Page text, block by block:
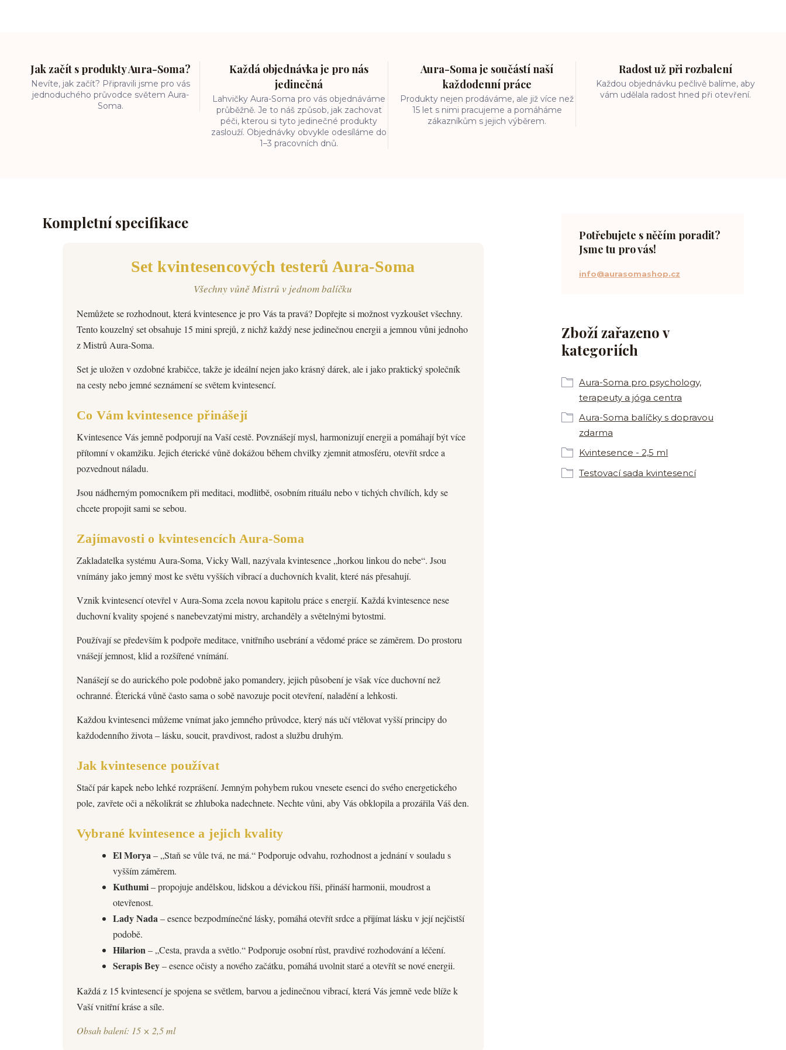
Jak začít s produkty Aura-Soma?
Nevíte, jak začít? Připravili jsme pro vás
jednoduchého průvodce světem Aura-
Soma.
Každá objednávka je pro nás
jedinečná
Lahvičky Aura-Soma pro vás objednáváme
průběžně. Je to náš způsob, jak zachovat
péči, kterou si tyto jedinečné produkty
zaslouží. Objednávky obvykle odesíláme do
1–3 pracovních dnů.
Aura-Soma je součástí naší
každodenní práce
Produkty nejen prodáváme, ale již více než
15 let s nimi pracujeme a pomáháme
zákazníkům s jejich výběrem.
Radost už při rozbalení
Každou objednávku pečlivě balíme, aby
vám udělala radost hned při otevření.
Kompletní specifikace
Set kvintesencových testerů Aura-Soma
Všechny vůně Mistrů v jednom balíčku
Nemůžete se rozhodnout, která kvintesence je pro Vás ta pravá? Dopřejte si možnost vyzkoušet všechny.
Tento kouzelný set obsahuje 15 mini sprejů, z nichž každý nese jedinečnou energii a jemnou vůni jednoho
z Mistrů Aura-Soma.
Set je uložen v ozdobné krabičce, takže je ideální nejen jako krásný dárek, ale i jako praktický společník
na cesty nebo jemné seznámení se světem kvintesencí.
Co Vám kvintesence přinášejí
Kvintesence Vás jemně podporují na Vaší cestě. Povznášejí mysl, harmonizují energii a pomáhají být více
přítomní v okamžiku. Jejich éterické vůně dokážou během chvilky zjemnit atmosféru, otevřít srdce a
pozvednout náladu.
Jsou nádherným pomocníkem při meditaci, modlitbě, osobním rituálu nebo v tichých chvílích, kdy se
chcete propojit sami se sebou.
Zajímavosti o kvintesencích Aura-Soma
Zakladatelka systému Aura-Soma, Vicky Wall, nazývala kvintesence „horkou linkou do nebe“. Jsou
vnímány jako jemný most ke světu vyšších vibrací a duchovních kvalit, které nás přesahují.
Vznik kvintesencí otevřel v Aura-Soma zcela novou kapitolu práce s energií. Každá kvintesence nese
duchovní kvality spojené s nanebevzatými mistry, archanděly a světelnými bytostmi.
Používají se především k podpoře meditace, vnitřního usebrání a vědomé práce se záměrem. Do prostoru
vnášejí jemnost, klid a rozšířené vnímání.
Nanášejí se do aurického pole podobně jako pomandery, jejich působení je však více duchovní než
ochranné. Éterická vůně často sama o sobě navozuje pocit otevření, naladění a lehkosti.
Každou kvintesenci můžeme vnímat jako jemného průvodce, který nás učí vtělovat vyšší principy do
každodenního života – lásku, soucit, pravdivost, radost a službu druhým.
Jak kvintesence používat
Stačí pár kapek nebo lehké rozprášení. Jemným pohybem rukou vnesete esenci do svého energetického
pole, zavřete oči a několikrát se zhluboka nadechnete. Nechte vůni, aby Vás obklopila a prozářila Váš den.
Vybrané kvintesence a jejich kvality
El Morya – „Staň se vůle tvá, ne má.“ Podporuje odvahu, rozhodnost a jednání v souladu s
vyšším záměrem.
Kuthumi– propojuje andělskou, lidskou a dévickou říši, přináší harmonii, moudrost a
otevřenost.
Lady Nada – esence bezpodmínečné lásky, pomáhá otevřít srdce a přijímat lásku v její nejčistší
podobě.
Hilarion – „Cesta, pravda a světlo.“ Podporuje osobní růst, pravdivé rozhodování a léčení.
Serapis Bey– esence očisty a nového začátku, pomáhá uvolnit staré a otevřít se nové energii.
Každá z 15 kvintesencí je spojena se světlem, barvou a jedinečnou vibrací, která Vás jemně vede blíže k
Vaší vnitřní kráse a síle.
Obsah balení: 15 × 2,5 ml
Zboží zařazeno v
kategoriích
Aura-Soma pro psychology,
terapeuty a jóga centra
Aura-Soma balíčky s dopravou
zdarma
Kvintesence - 2,5 ml
Testovací sada kvintesencí
Potřebujete s něčím poradit?
Jsme tu pro vás!
info@aurasomashop.cz